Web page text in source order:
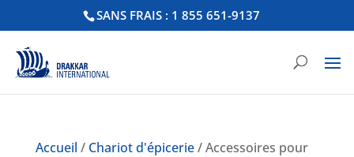
SANS FRAIS : 1 855 651-9137
Accueil / Chariot d'épicerie/ Accessoires pour